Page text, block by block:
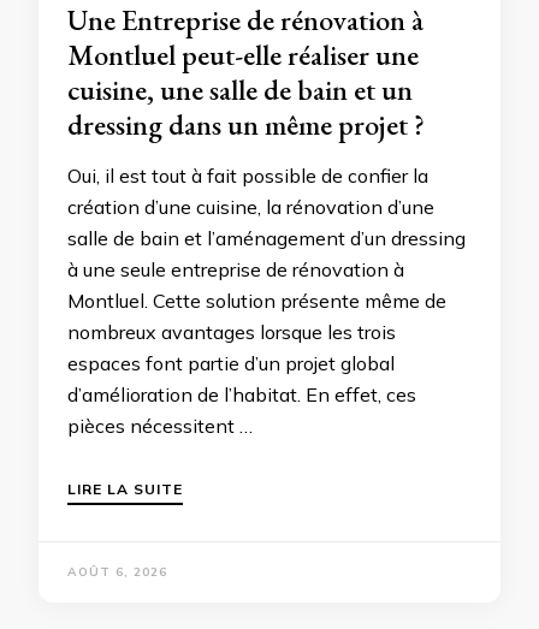
Une Entreprise de rénovation à
Montluel peut-elle réaliser une
cuisine, une salle de bain et un
dressing dans un même projet ?
Oui, il est tout à fait possible de confier la
création d’une cuisine, la rénovation d’une
salle de bain et l’aménagement d’un dressing
à une seule entreprise de rénovation à
Montluel. Cette solution présente même de
nombreux avantages lorsque les trois
espaces font partie d’un projet global
d’amélioration de l’habitat. En effet, ces
pièces nécessitent …
LIRE LA SUITE
AOÛT 6, 2026